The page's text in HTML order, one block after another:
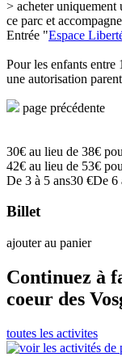
> acheter uniquement
ce parc et
Entrée "Espace
Pour les enfants entre
une autorisation
page précédente
30€ au lieu de 38€
42€ au lieu de 53€
De 3 à 5 ans30 €De 6
Billet
ajouter au panier
Continuez à
coeur des
toutes les activites